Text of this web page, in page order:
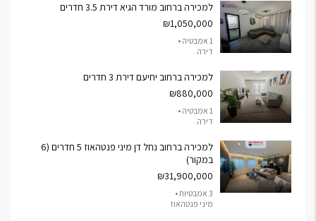
למכירה ברחוב מורד הגיא דירת 3.5 חדרים
₪1,050,000
1 אמבטיה •
דירה
למכירה ברחוב יחיעם דירת 3 חדרים
₪880,000
1 אמבטיה •
דירה
למכירה ברחוב נחל דן מיני פנטהאוז 5 חדרים (6
במקור)
₪31,900,000
3 אמבטיות •
מיני פנטהאוז